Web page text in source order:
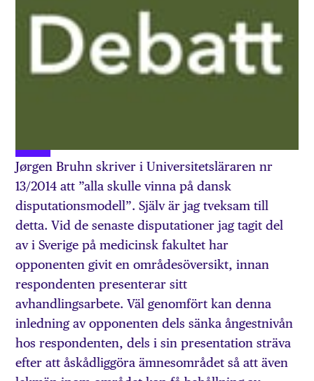
Jørgen Bruhn skriver i Universitetsläraren nr
13/2014 att ”alla skulle vinna på dansk
disputationsmodell”. Själv är jag tveksam till
detta. Vid de senaste disputationer jag tagit del
av i Sverige på medicinsk fakultet har
opponenten givit en områdesöversikt, innan
respondenten presenterar sitt
avhandlingsarbete. Väl genomfört kan denna
inledning av opponenten dels sänka ångestnivån
hos respondenten, dels i sin presentation sträva
efter att åskådliggöra ämnesområdet så att även